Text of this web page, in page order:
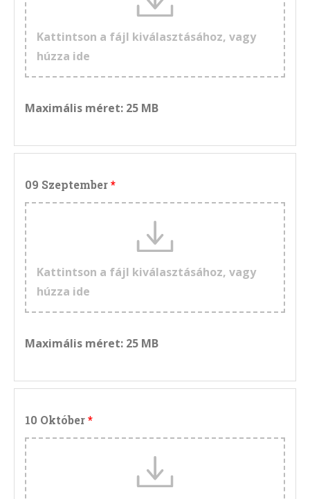
Kattintson a fájl kiválasztásához, vagy
húzza ide
Maximális méret: 25 MB
09 Szeptember
Kattintson a fájl kiválasztásához, vagy
húzza ide
Maximális méret: 25 MB
10 Október